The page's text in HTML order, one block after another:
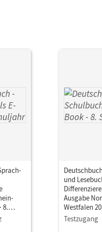
8.
und
Ausgabe
Westfalen
Schuljahr •
als E-Book
Testzugang